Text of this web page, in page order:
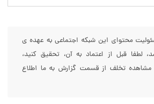
محتوای این شبکه اجتماعی به عهده ی
لطفا قبل از اعتماد به آن، تحقیق کنید،
تخلف از قسمت گزارش به ما اطلاع